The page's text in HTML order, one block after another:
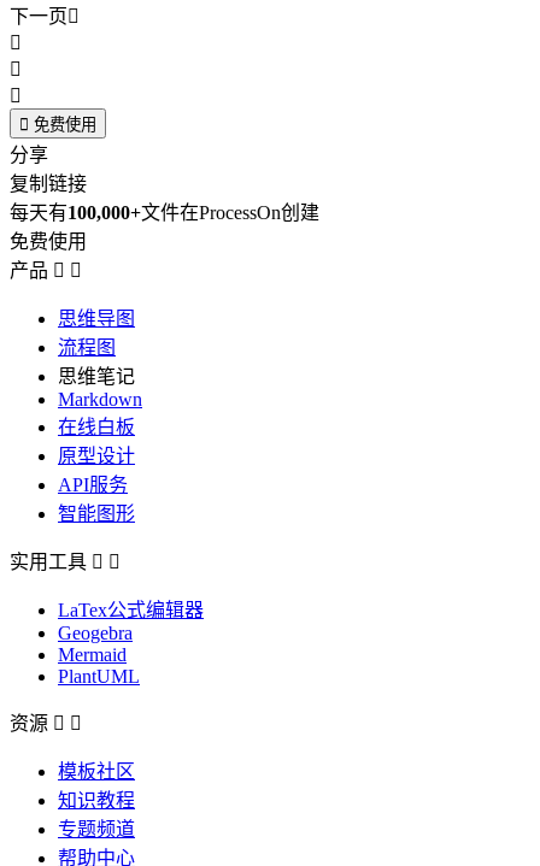
下一页



 免费使用
分享
复制链接
每天有100,000+文件在ProcessOn创建
免费使用
产品  
思维导图
流程图
思维笔记
Markdown
在线白板
原型设计
API服务
智能图形
实用工具  
LaTex公式编辑器
Geogebra
Mermaid
PlantUML
资源  
模板社区
知识教程
专题频道
帮助中心